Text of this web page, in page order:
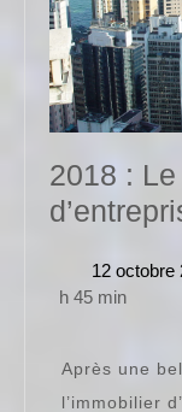
2018 :
12 octobre
h 45 min
Après une
l’immobilier